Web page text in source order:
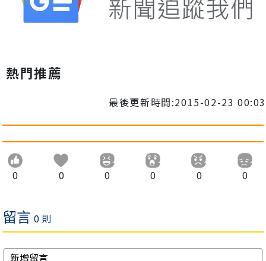
熱門推薦
最後更新時間:2015-02-23 00:03
0 0 0 0 0 0